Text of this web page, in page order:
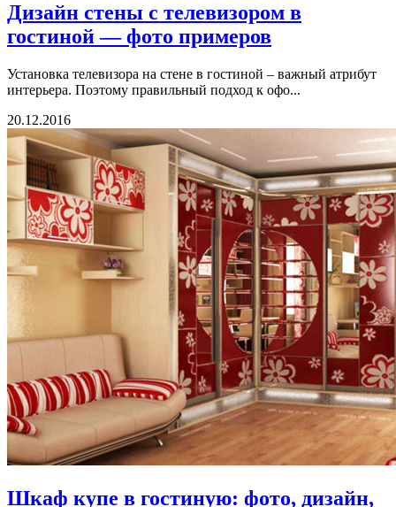
Дизайн стены с телевизором в
гостиной — фото примеров
Установка телевизора на стене в гостиной – важный атрибут
интерьера. Поэтому правильный подход к офо...
20.12.2016
Шкаф купе в гостиную: фото, дизайн,